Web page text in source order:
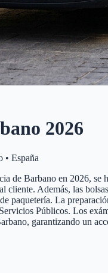
2026
• España
de Barbano en 2026,
cliente. Además, las
paquetería. La
Públicos. Los
garantizando un